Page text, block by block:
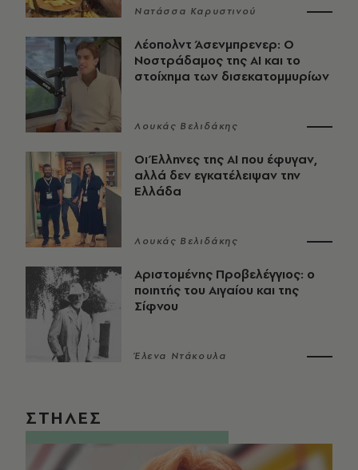
Νατάσσα Καρυστινού
Λέοπολντ Άσενμπρενερ: Ο
Νοστράδαμος της AI και το
στοίχημα των δισεκατομμυρίων
Λουκάς Βελιδάκης
Οι Έλληνες της ΑΙ που έφυγαν,
αλλά δεν εγκατέλειψαν την
Ελλάδα
Λουκάς Βελιδάκης
Αριστομένης Προβελέγγιος: ο
ποιητής του Αιγαίου και της
Σίφνου
Έλενα Ντάκουλα
ΣΤΗΛΕΣ